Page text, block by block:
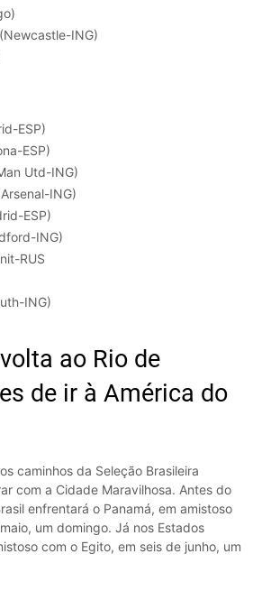
ING)
ESP)
ESP)
Utd-ING)
ING)
ESP)
ING)
RUS
ING)
ao Rio de
de ir à América do
caminhos da Seleção Brasileira
com a Cidade Maravilhosa. Antes do
enfrentará o Panamá, em amistoso
um domingo. Já nos Estados
com o Egito, em seis de junho, um